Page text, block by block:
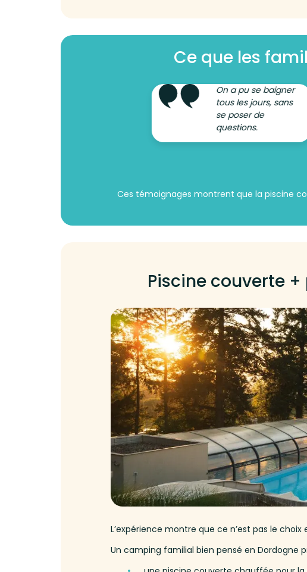
Ce que les
On a pu se baigner
tous les jours, sans
se poser de
questions.
Ces témoignages montrent que la piscine
Piscine couverte
L’expérience montre que ce n’est pas le
Un camping familial bien pensé en Dordogne